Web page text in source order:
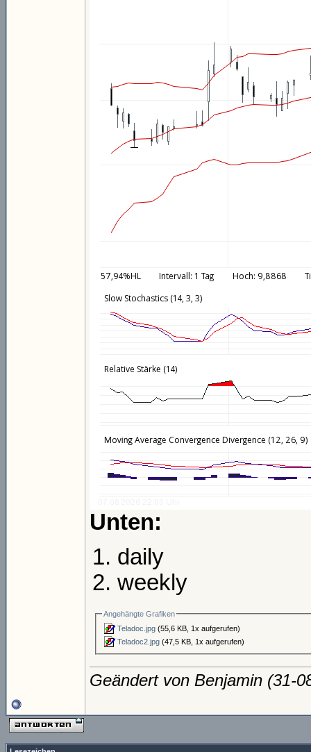
Unten:
daily
weekly
Angehängte Grafiken
Teladoc.jpg (55,6 KB, 1x aufgerufen)
Teladoc2.jpg (47,5 KB, 1x aufgerufen)
Geändert von Benjamin (31-